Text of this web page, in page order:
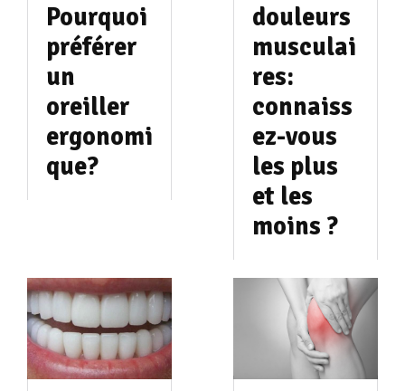
Pourquoi
préférer
un
oreiller
ergonomi
que?
douleurs
musculai
res:
connaiss
ez-vous
les plus
et les
moins ?